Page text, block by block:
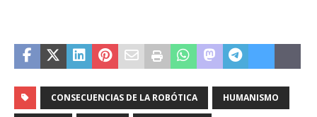
CONSECUENCIAS DE LA ROBÓTICA HUMANISMO